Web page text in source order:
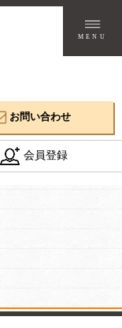
MENU
お問い合わせ
会員登録